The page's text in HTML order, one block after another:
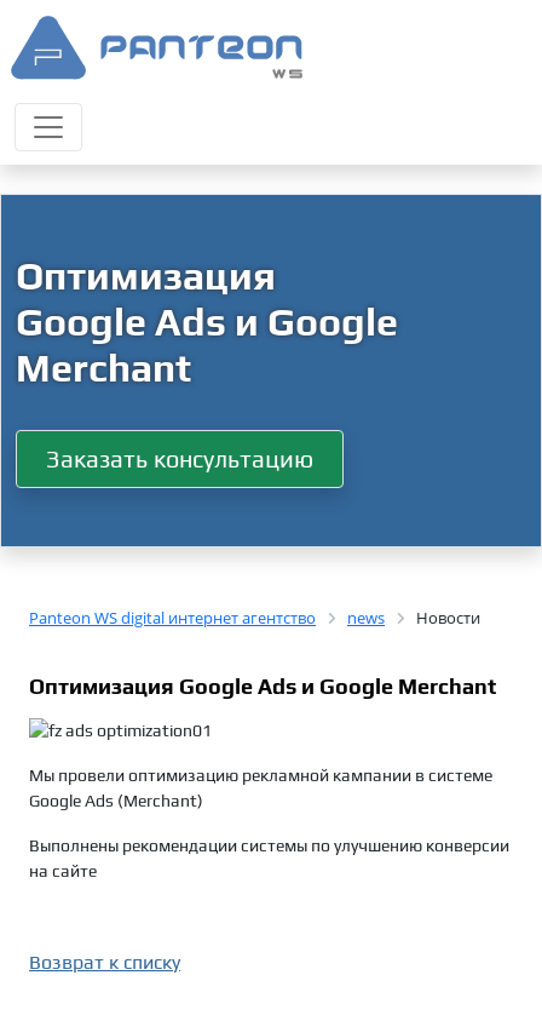
Оптимизация
Google Ads и Google
Merchant
Заказать консультацию
Panteon WS digital интернет агентство news Новости
Оптимизация Google Ads и Google Merchant
Мы провели оптимизацию рекламной кампании в системе
Google Ads (Merchant)
Выполнены рекомендации системы по улучшению конверсии
на сайте
Возврат к списку